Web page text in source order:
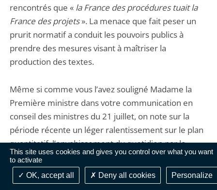
This site uses cookies and gives you control over what you want
to activate
OK, accept all
Deny all cookies Personalize
rencontrés que « la France des procédures tuait la
France des projets». La menace que fait peser un
prurit normatif a conduit les pouvoirs publics à
prendre des mesures visant à maîtriser la
production des textes.
Même si comme vous l’avez souligné Madame la
Première ministre dans votre communication en
conseil des ministres du 21 juillet, on note sur la
période récente un léger ralentissement sur le plan
quantitatif, l’envahissement du quotidien par la
législation et la réglementation reste tangible par
nos concitoyens.
A la charge induite pour les usagers, aux effets non